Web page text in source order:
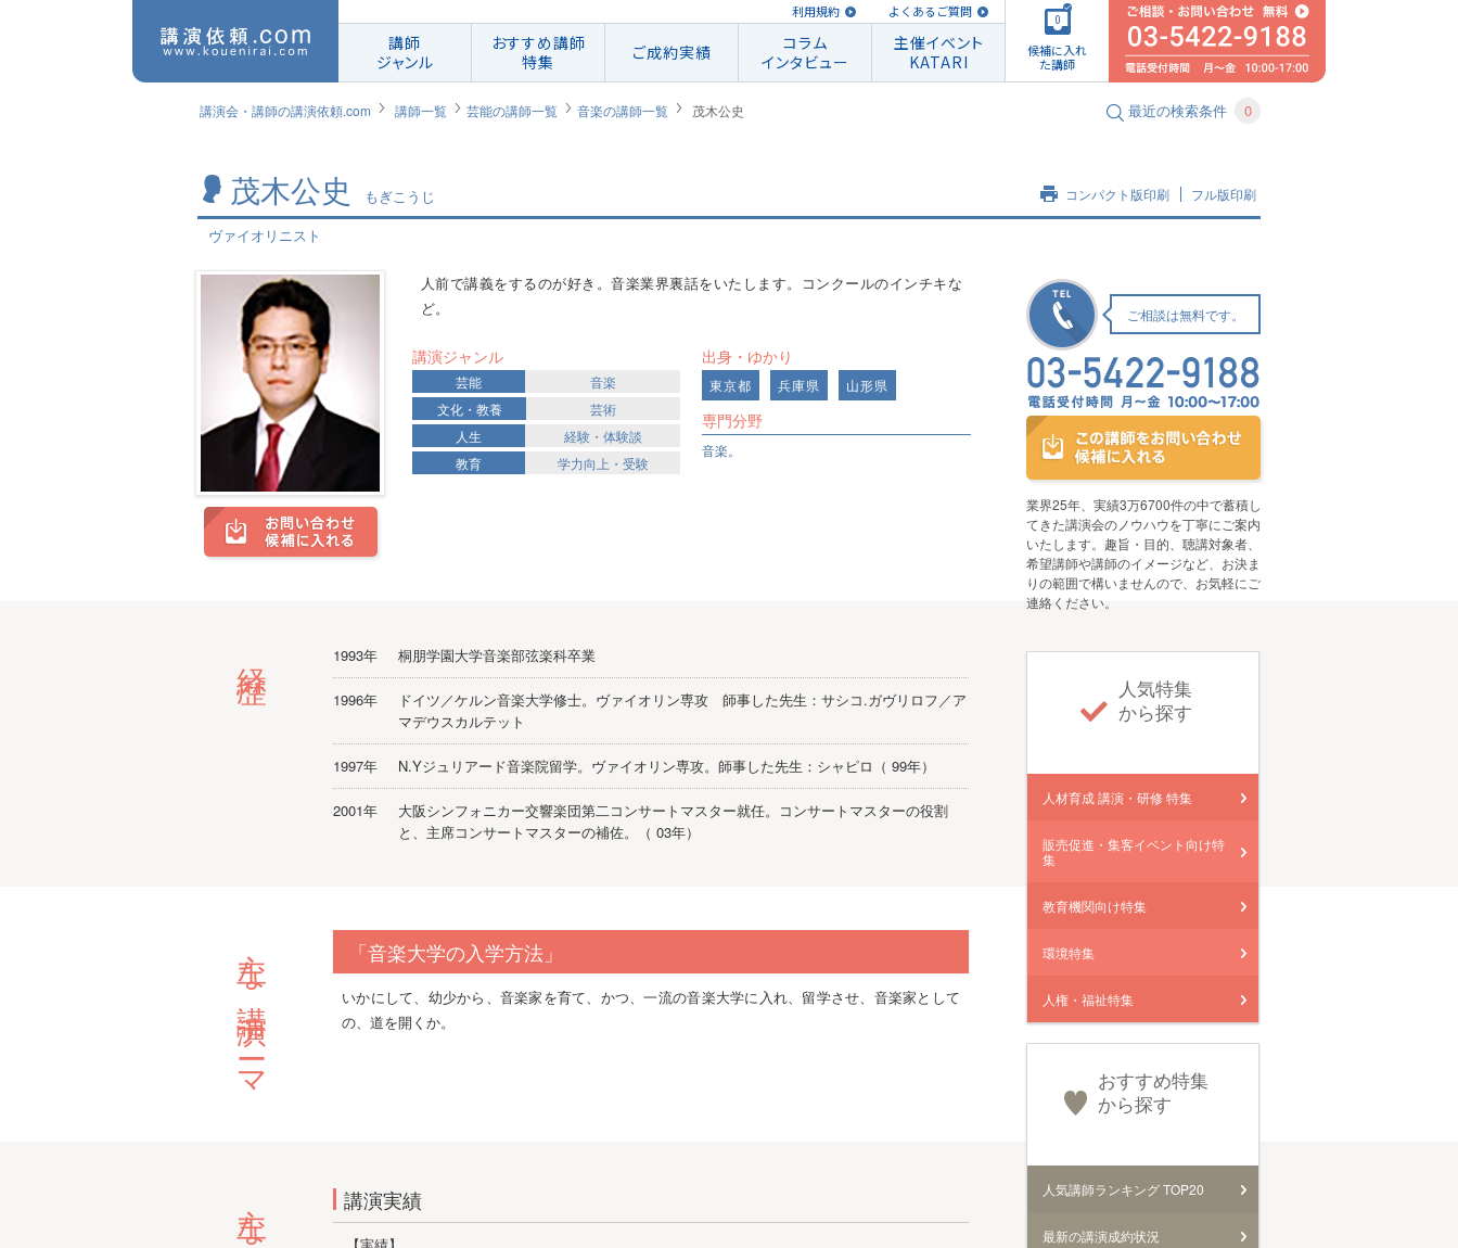
利用規約 よくあるご質問
講師
ジャンル
おすすめ講師
特集
ご成約実績
コラム
インタビュー
主催イベント
KATARI
0
候補に入れ
た講師
講演会・講師の講演依頼.com 講師一覧 芸能の講師一覧 音楽の講師一覧 茂木公史 最近の検索条件 0
茂木公史 もぎこうじ コンパクト版印刷 フル版印刷
ヴァイオリニスト
人前で講義をするのが好き。音楽業界裏話をいたします。コンクールのインチキな
ど。
講演ジャンル
芸能
音楽
文化・教養
芸術
人生
経験・体験談
教育
学力向上・受験
出身・ゆかり
東京都 兵庫県 山形県
専門分野
音楽。
ご相談は無料です。
業界25年、実績3万6700件の中で蓄積し
てきた講演会のノウハウを丁寧にご案内
いたします。趣旨・目的、聴講対象者、
希望講師や講師のイメージなど、お決ま
りの範囲で構いませんので、お気軽にご
連絡ください。
人気特集
から探す
人材育成 講演・研修 特集
販売促進・集客イベント向け特
集
教育機関向け特集
環境特集
人権・福祉特集
おすすめ特集
から探す
人気講師ランキング TOP20
最新の講演成約状況
1993年 桐朋学園大学音楽部弦楽科卒業
1996年
ドイツ／ケルン音楽大学修士。ヴァイオリン専攻 師事した先生：サシコ.ガヴリロフ／ア
マデウスカルテット
1997年 N.Yジュリアード音楽院留学。ヴァイオリン専攻。師事した先生：シャピロ（ 99年）
2001年
大阪シンフォニカー交響楽団第二コンサートマスター就任。コンサートマスターの役割
と、主席コンサートマスターの補佐。（ 03年）
主な講演テーマ 「音楽大学の入学方法」
いかにして、幼少から、音楽家を育て、かつ、一流の音楽大学に入れ、留学させ、音楽家として
の、道を開くか。
主な実績 講演実績